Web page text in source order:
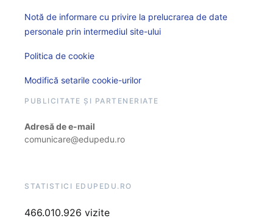
Notă de informare cu privire la prelucrarea de date
personale prin intermediul site-ului
Politica de cookie
Modifică setarile cookie-urilor
PUBLICITATE ȘI PARTENERIATE
Adresă de e-mail
comunicare@edupedu.ro
STATISTICI EDUPEDU.RO
466.010.926 vizite